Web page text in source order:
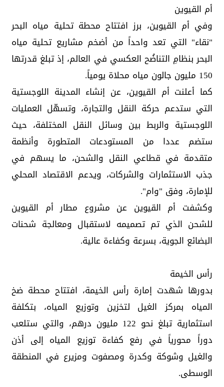
أم القيوين
وفي أم القيوين، برز افتتاح محطة تحلية مياه البحر
"نقاء" التي تعد واحداً من أضخم مشاريع تحلية مياه
البحر بنظامِ التناضُح العكسي في العالم، إذ تبلغ قدرتها
150 مليون جالون مياه محلاة يومياً.
كما أعلنت أم القيوين، عن إنشاء المدينة اللوجستية
التي ستدعم حركة النقل والتجارة، وتسهّل العمليات
اللوجستية والربط بين وسائل النقل المختلفة، حيث
ستضم عددا من المستودعات المتطورة وأنظمة
متقدمة في قطاعي النقل والشحن، ما يسهم في
جذب الاستثمارات والشركات، ويدعم الاقتصاد المحلي
للإمارة، وفق "وام".
وكشفت أم القيوين عن مشروع مطار أم القيوين
للشحن الذي تم تصميمه لاستقبال ومعالجة شحنات
البضائع الجوية، بسرعة وكفاءة عالية.
رأس الخيمة
بدورها شهدت إمارة رأس الخيمة، افتتاح محطة ضخ
المياه بمركز الغيل لتخزين وتوزيع المياه، بتكلفة
استثمارية تبلغ نحو 122 مليون درهم، والتي ستلعب
دوراً محورياً في رفع كفاءة توزيع المياه إلى أذن
والغيل وشوكة وكدرة ومصفوت ومزيرع في المنطقة
الوسطى.